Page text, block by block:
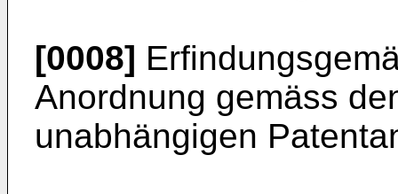
[0008]
Anordnung gemäss
unabhängigen